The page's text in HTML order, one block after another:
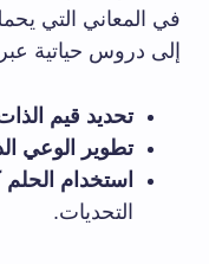
في المعاني التي
إلى دروس حياتية
تحديد قيم
تطوير الوعي
استخدام
التحديات.